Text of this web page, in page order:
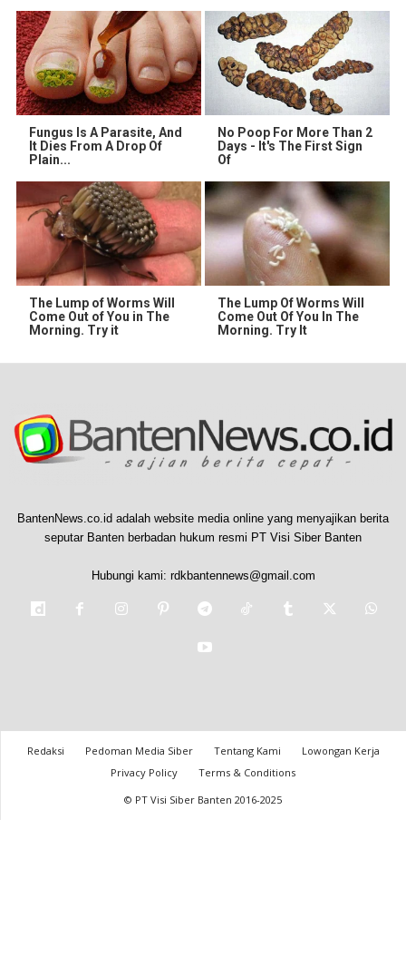
Fungus Is A Parasite, And
It Dies From A Drop Of
Plain...
No Poop For More Than 2
Days - It's The First Sign
Of
The Lump of Worms Will
Come Out of You in The
Morning. Try it
The Lump Of Worms Will
Come Out Of You In The
Morning. Try It
BantenNews.co.id adalah website media online yang menyajikan berita
seputar Banten berbadan hukum resmi PT Visi Siber Banten
Hubungi kami: rdkbantennews@gmail.com
Redaksi Pedoman Media Siber Tentang Kami
Lowongan Kerja
Privacy Policy
Terms & Conditions
© PT Visi Siber Banten 2016-2025